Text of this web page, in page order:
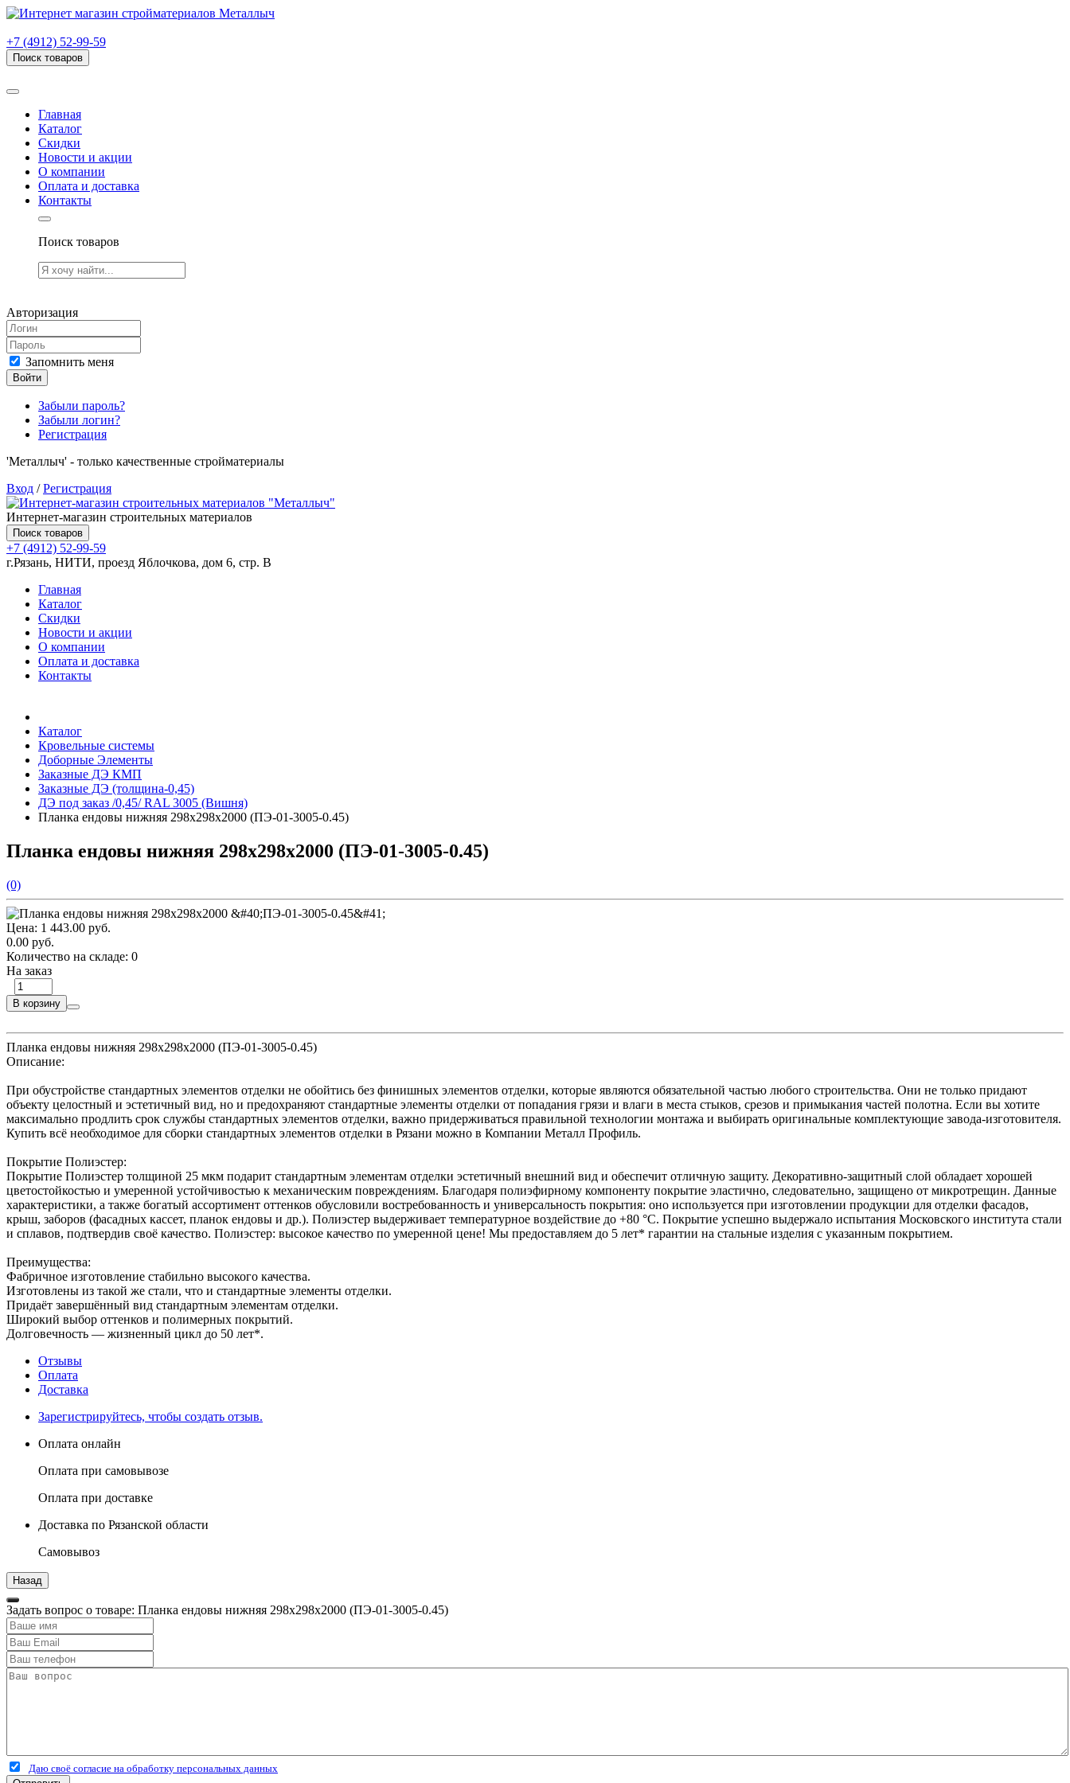
+7 (4912) 52-99-59
Поиск товаров
Главная
Каталог
Скидки
Новости и акции
О компании
Оплата и доставка
Контакты
Поиск товаров
Авторизация
Запомнить меня
Войти
Забыли пароль?
Забыли логин?
Регистрация
'Металлыч' - только качественные стройматериалы
Вход /Регистрация
Интернет-магазин строительных материалов
Поиск товаров
+7 (4912) 52-99-59
г.Рязань, НИТИ, проезд Яблочкова, дом 6, стр. В
Главная
Каталог
Скидки
Новости и акции
О компании
Оплата и доставка
Контакты
Каталог
Кровельные системы
Доборные Элементы
Заказные ДЭ КМП
Заказные ДЭ (толщина-0,45)
ДЭ под заказ /0,45/ RAL 3005 (Вишня)
Планка ендовы нижняя 298х298х2000 (ПЭ-01-3005-0.45)
Планка ендовы нижняя 298х298х2000 (ПЭ-01-3005-0.45)
(0)
Цена: 1 443.00 руб.
0.00 руб.
Количество на складе: 0
На заказ
В корзину
Планка ендовы нижняя 298х298х2000 (ПЭ-01-3005-0.45)
Описание:
При обустройстве стандартных элементов отделки не обойтись без финишных элементов отделки, которые являются обязательной частью любого строительства. Они не только придают
объекту целостный и эстетичный вид, но и предохраняют стандартные элементы отделки от попадания грязи и влаги в места стыков, срезов и примыкания частей полотна. Если вы хотите
максимально продлить срок службы стандартных элементов отделки, важно придерживаться правильной технологии монтажа и выбирать оригинальные комплектующие завода-изготовителя.
Купить всё необходимое для сборки стандартных элементов отделки в Рязани можно в Компании Металл Профиль.
Покрытие Полиэстер:
Покрытие Полиэстер толщиной 25 мкм подарит стандартным элементам отделки эстетичный внешний вид и обеспечит отличную защиту. Декоративно-защитный слой обладает хорошей
цветостойкостью и умеренной устойчивостью к механическим повреждениям. Благодаря полиэфирному компоненту покрытие эластично, следовательно, защищено от микротрещин. Данные
характеристики, а также богатый ассортимент оттенков обусловили востребованность и универсальность покрытия: оно используется при изготовлении продукции для отделки фасадов,
крыш, заборов (фасадных кассет, планок ендовы и др.). Полиэстер выдерживает температурное воздействие до +80 °С. Покрытие успешно выдержало испытания Московского института стали
и сплавов, подтвердив своё качество. Полиэстер: высокое качество по умеренной цене! Мы предоставляем до 5 лет* гарантии на стальные изделия с указанным покрытием.
Преимущества:
Фабричное изготовление стабильно высокого качества.
Изготовлены из такой же стали, что и стандартные элементы отделки.
Придаёт завершённый вид стандартным элементам отделки.
Широкий выбор оттенков и полимерных покрытий.
Долговечность — жизненный цикл до 50 лет*.
Отзывы
Оплата
Доставка
Зарегистрируйтесь, чтобы создать отзыв.
Оплата онлайн
Оплата при самовывозе
Оплата при доставке
Доставка по Рязанской области
Самовывоз
Задать вопрос о товаре: Планка ендовы нижняя 298х298х2000 (ПЭ-01-3005-0.45)
Даю своё согласие на обработку персональных данных